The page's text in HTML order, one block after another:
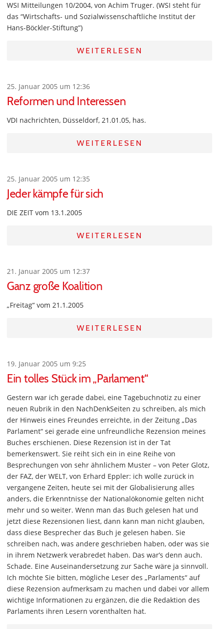
WSI Mitteilungen 10/2004, von Achim Truger. (WSI steht für
das “Wirtschafts- und Sozialwissenschaftliche Institut der
Hans-Böckler-Stiftung”)
WEITERLESEN
25. Januar 2005 um 12:36
Reformen und Interessen
VDI nachrichten, Düsseldorf, 21.01.05, has.
WEITERLESEN
25. Januar 2005 um 12:35
Jeder kämpfe für sich
DIE ZEIT vom 13.1.2005
WEITERLESEN
21. Januar 2005 um 12:37
Ganz große Koalition
„Freitag“ vom 21.1.2005
WEITERLESEN
19. Januar 2005 um 9:25
Ein tolles Stück im „Parlament“
Gestern war ich gerade dabei, eine Tagebuchnotiz zu einer
neuen Rubrik in den NachDenkSeiten zu schreiben, als mich
der Hinweis eines Freundes erreichte, in der Zeitung „Das
Parlament“ sei gerade eine unfreundliche Rezension meines
Buches erschienen. Diese Rezension ist in der Tat
bemerkenswert. Sie reiht sich ein in eine Reihe von
Besprechungen von sehr ähnlichem Muster – von Peter Glotz,
der FAZ, der WELT, von Erhard Eppler: ich wolle zurück in
vergangene Zeiten, heute sei mit der Globalisierung alles
anders, die Erkenntnisse der Nationalökonomie gelten nicht
mehr und so weiter. Wenn man das Buch gelesen hat und
jetzt diese Rezensionen liest, dann kann man nicht glauben,
dass diese Besprecher das Buch je gelesen haben. Sie
schreiben nach, was andere geschrieben haben, oder was sie
in ihrem Netzwerk verabredet haben. Das war’s denn auch.
Schade. Eine Auseinandersetzung zur Sache wäre ja sinnvoll.
Ich möchte Sie bitten, mögliche Leser des „Parlaments“ auf
diese Rezension aufmerksam zu machen und dabei vor allem
wichtige Informationen zu ergänzen, die die Redaktion des
Parlaments ihren Lesern vorenthalten hat.